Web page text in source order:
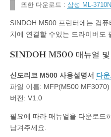
또한 다운로드 : 삼성 ML-
SINDOH M500 프린터에는 컴
치에 연결할 수있는 드라이버도
SINDOH M500 매뉴얼 및
신도리코 M500 사용설명서 다
파일 이름: MFP(M500
버전: V1.0
필요에 따라 매뉴얼을 다운로드
남겨주세요.